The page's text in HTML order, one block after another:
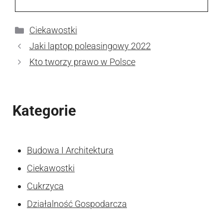
Kategorie
Ciekawostki
Jaki laptop poleasingowy 2022
Kto tworzy prawo w Polsce
Kategorie
Budowa I Architektura
Ciekawostki
Cukrzyca
Działalność Gospodarcza